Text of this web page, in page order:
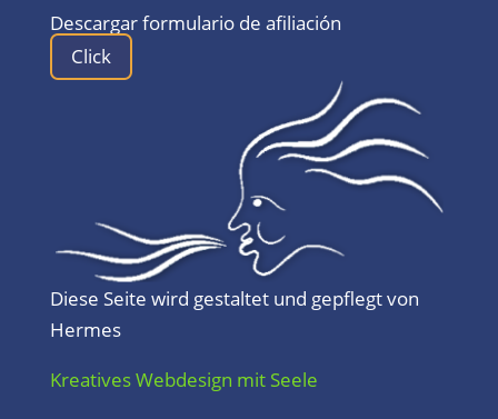
Descargar formulario de afiliación
Click
Diese Seite wird gestaltet und gepflegt von
Hermes
Kreatives Webdesign mit Seele